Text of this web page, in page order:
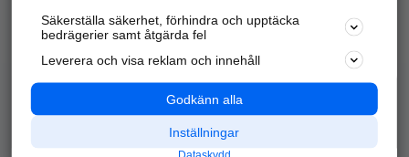
Alla kategorier
Populära sökningar
API & Kartor
Annonsera
Integritet
Nödnummer
Säkerställa säkerhet, förhindra och upptäcka
bedrägerier samt åtgärda fel
Leverera och visa reklam och innehåll
Godkänn alla
Inställningar
Dataskydd